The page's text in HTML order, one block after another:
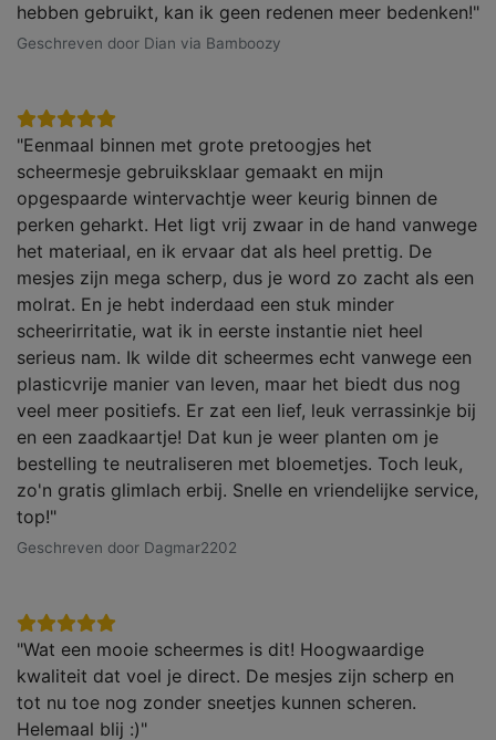
hebben gebruikt, kan ik geen redenen meer bedenken!"
Geschreven door Dian via Bamboozy
"Eenmaal binnen met grote pretoogjes het
scheermesje gebruiksklaar gemaakt en mijn
opgespaarde wintervachtje weer keurig binnen de
perken geharkt. Het ligt vrij zwaar in de hand vanwege
het materiaal, en ik ervaar dat als heel prettig. De
mesjes zijn mega scherp, dus je word zo zacht als een
molrat. En je hebt inderdaad een stuk minder
scheerirritatie, wat ik in eerste instantie niet heel
serieus nam. Ik wilde dit scheermes echt vanwege een
plasticvrije manier van leven, maar het biedt dus nog
veel meer positiefs. Er zat een lief, leuk verrassinkje bij
en een zaadkaartje! Dat kun je weer planten om je
bestelling te neutraliseren met bloemetjes. Toch leuk,
zo'n gratis glimlach erbij. Snelle en vriendelijke service,
top!"
Geschreven door Dagmar2202
"Wat een mooie scheermes is dit! Hoogwaardige
kwaliteit dat voel je direct. De mesjes zijn scherp en
tot nu toe nog zonder sneetjes kunnen scheren.
Helemaal blij :)"